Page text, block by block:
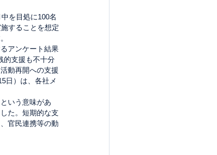
を目処に100名
することを想定
アンケート結果
的支援も不十分
動再開への支援
日）は、各社メ
いう意味があ
た。短期的な支
官民連携等の動